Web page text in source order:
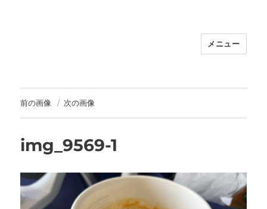
福岡｜天神/今泉/薬院の美容室｜moi
30代からの大人の本気ケアサロン｜オ
フィシャルサイト｜福岡天神エリアで
早朝7時から深夜24時まで営業｜天然
100％ハナヘナ｜湯シャン｜
メニュー
前の画像 次の画像
img_9569-1